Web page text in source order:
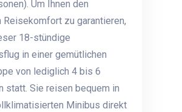
Um Ihnen den
Reisekomfort zu garantieren,
18-stündige
in einer gemütlichen
von lediglich 4 bis 6
statt. Sie reisen bequem in
Minibus direkt